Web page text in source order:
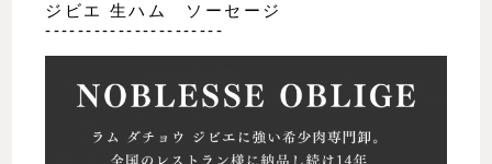
ジビエ 生ハム ソーセージ
----------------------